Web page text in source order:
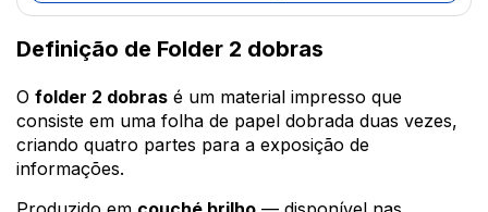
Definição de Folder 2 dobras
O folder 2 dobras é um material impresso que
consiste em uma folha de papel dobrada duas vezes,
criando quatro partes para a exposição de
informações.